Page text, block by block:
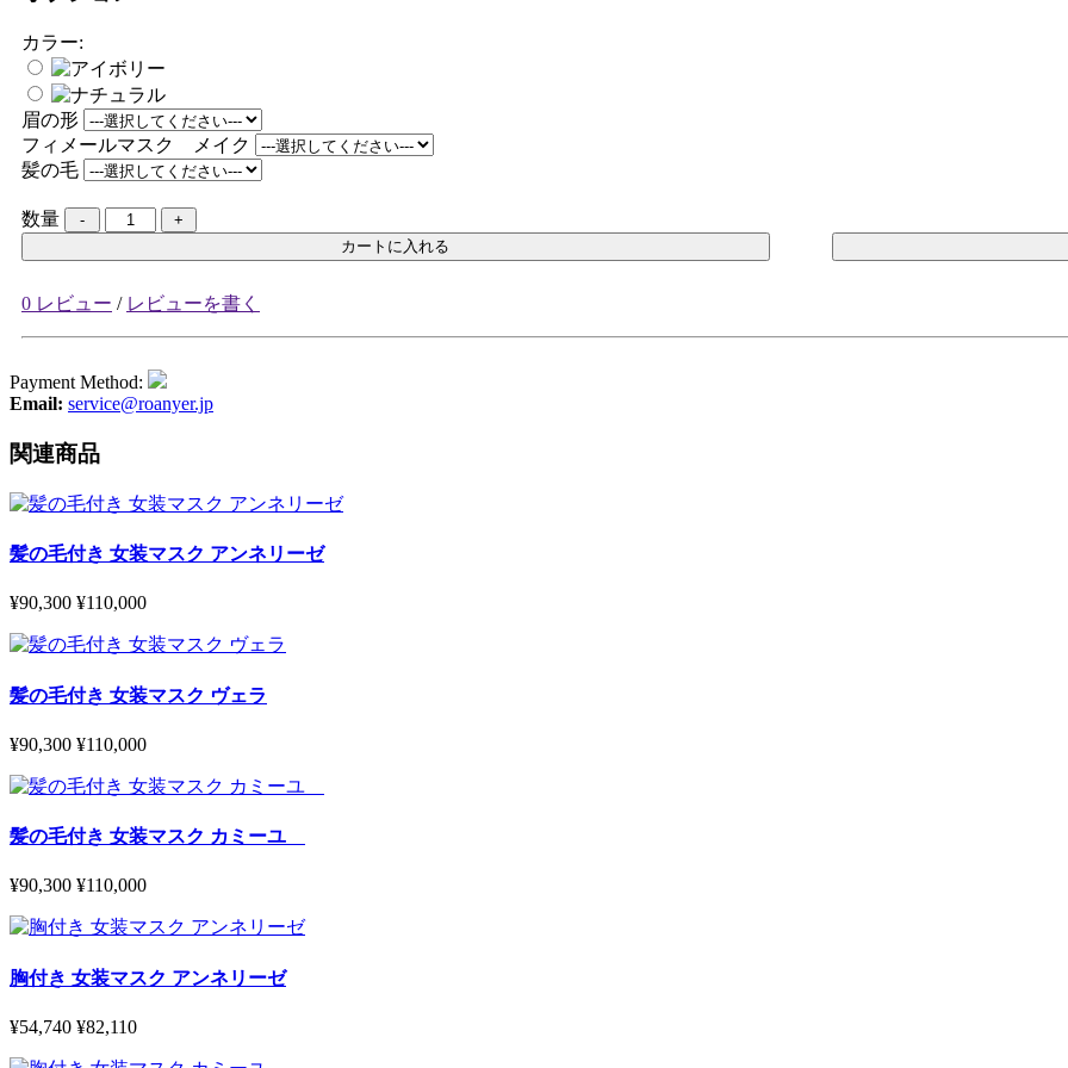
カラー:
眉の形
フィメールマスク メイク
髪の毛
数量
カートに入れる
0 レビュー / レビューを書く
Payment Method:
Email: service@roanyer.jp
関連商品
髪の毛付き 女装マスク アンネリーゼ
¥90,300 ¥110,000
髪の毛付き 女装マスク ヴェラ
¥90,300 ¥110,000
髪の毛付き 女装マスク カミーユ
¥90,300 ¥110,000
胸付き 女装マスク アンネリーゼ
¥54,740 ¥82,110